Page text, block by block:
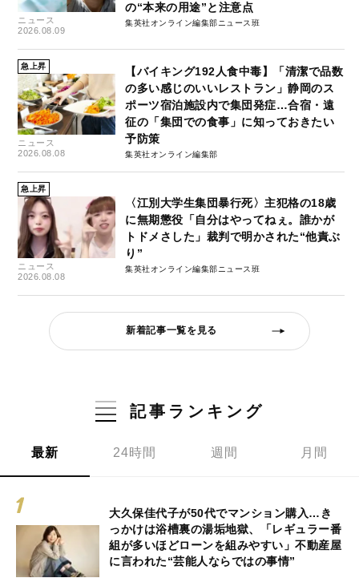
ニュース
2026.08.09
の“本来の用途”と注意点
集英社オンライン編集部ニュース班
急上昇
ニュース
2026.08.08
【バイキング192人食中毒】「清潔で品数
の多い感じのいいレストラン」静岡のス
ポーツ宿泊施設内で集団発症…合宿・遠
征の「集団での食事」に知っておきたい
予防策
集英社オンライン編集部
急上昇
ニュース
2026.08.08
〈江別大学生集団暴行死〉主犯格の18歳
に無期懲役「自分はやってねぇ。誰かが
トドメさした」裁判で明かされた“他責ぶ
り”
集英社オンライン編集部ニュース班
新着記事一覧を見る
記事ランキング
最新 24時間 週間 月間
大久保佳代子が50代でマンション購入…き
っかけは浴槽裏の湯垢地獄、「レギュラー番
組が多いほどローンを組みやすい」不動産屋
に言われた“芸能人ならではの事情”